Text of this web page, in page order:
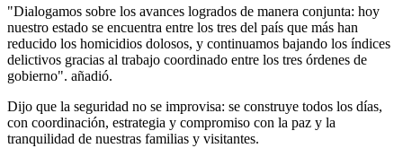
"Dialogamos sobre los avances logrados de manera conjunta: hoy
nuestro estado se encuentra entre los tres del país que más han
reducido los homicidios dolosos, y continuamos bajando los índices
delictivos gracias al trabajo coordinado entre los tres órdenes de
gobierno". añadió.
Dijo que la seguridad no se improvisa: se construye todos los días,
con coordinación, estrategia y compromiso con la paz y la
tranquilidad de nuestras familias y visitantes.